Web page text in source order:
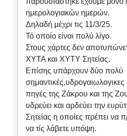
ημερολογιακών ημερών.
Δηλαδή μέχρι τις 11/3/25.
Τό οποίο είναι πολύ λίγο.
Στους χάρτες δεν
ΧΥΤΑ και ΧΥΤΥ Σητείας.
Επίσης υπάρχουν δύο πολύ
σημαντικές,υδρογαιωλογικες
πηγές της Ζάκρου και της
υδρεύει και αρδεύει την
Σητείας η οποίες πρέπει να
να τίς λάβετε υπόψη.